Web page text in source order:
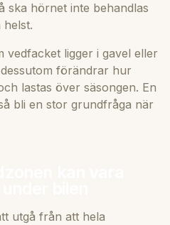
ska hörnet inte behandlas
helst.
vedfacket ligger i gavel eller
förändrar hur
lastas över säsongen. En
bli en stor grundfråga när
utgå från att hela